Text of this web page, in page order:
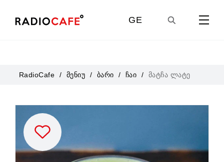
GE
RadioCafe მენიუ ბარი ჩაი მატჩა ლატე